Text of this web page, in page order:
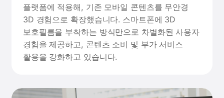
플랫폼에 적용해, 기존 모바일 콘텐츠를 무안경
3D 경험으로 확장했습니다. 스마트폰에 3D
보호필름을 부착하는 방식만으로 차별화된 사용자
경험을 제공하고, 콘텐츠 소비 및 부가 서비스
활용을 강화하고 있습니다.